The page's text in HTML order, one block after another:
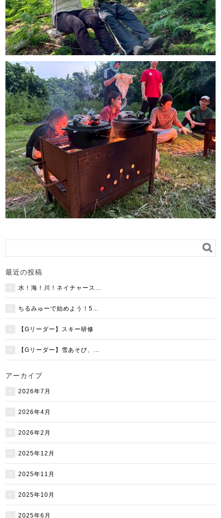
最近の投稿
水！海！川！ネイチャース...
ちるみゅーで始めよう！5...
【Gリーダー】スキー研修
【Gリーダー】雪あそび、...
アーカイブ
2026年7月
2026年4月
2026年2月
2025年12月
2025年11月
2025年10月
2025年6月